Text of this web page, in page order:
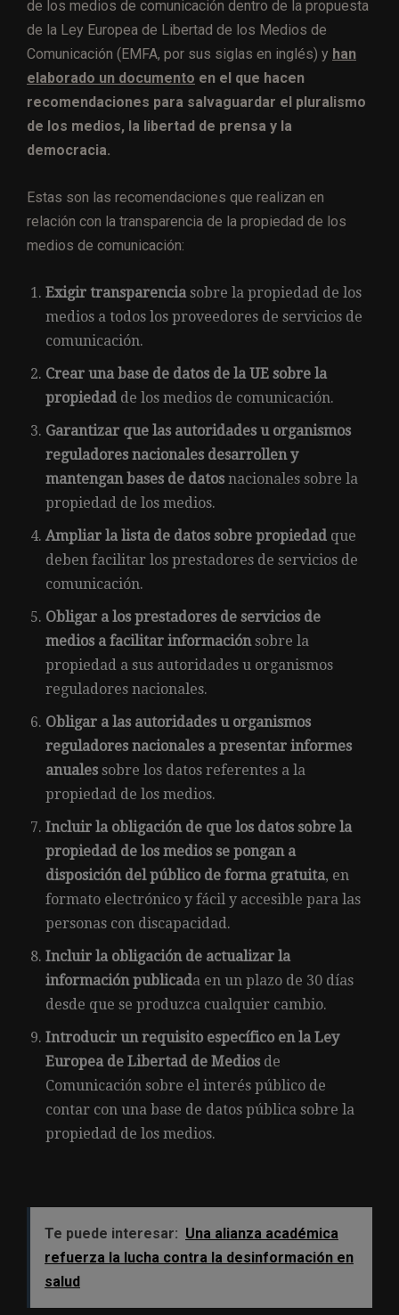
de los medios de comunicación dentro de la propuesta
de la Ley Europea de Libertad de los Medios de
Comunicación (EMFA, por sus siglas en inglés) y han
elaborado un documento en el que hacen
recomendaciones para salvaguardar el pluralismo
de los medios, la libertad de prensa y la
democracia.
Estas son las recomendaciones que realizan en
relación con la transparencia de la propiedad de los
medios de comunicación:
Exigir transparencia sobre la propiedad de los
medios a todos los proveedores de servicios de
comunicación.
Crear una base de datos de la UE sobre la
propiedad de los medios de comunicación.
Garantizar que las autoridades u organismos
reguladores nacionales desarrollen y
mantengan bases de datos nacionales sobre la
propiedad de los medios.
Ampliar la lista de datos sobre propiedad que
deben facilitar los prestadores de servicios de
comunicación.
Obligar a los prestadores de servicios de
medios a facilitar informaciónsobre la
propiedad a sus autoridades u organismos
reguladores nacionales.
Obligar a las autoridades u organismos
reguladores nacionales a presentar informes
anuales sobre los datos referentes a la
propiedad de los medios.
Incluir la obligación de que los datos sobre la
propiedad de los medios se pongan a
disposición del público de forma gratuita, en
formato electrónico y fácil y accesible para las
personas con discapacidad.
Incluir la obligación de actualizar la
información publicada en un plazo de 30 días
desde que se produzca cualquier cambio.
Introducir un requisito específico en la Ley
Europea de Libertad de Medios de
Comunicación sobre el interés público de
contar con una base de datos pública sobre la
propiedad de los medios.
Te puede interesar: Una alianza académica
refuerza la lucha contra la desinformación en
salud